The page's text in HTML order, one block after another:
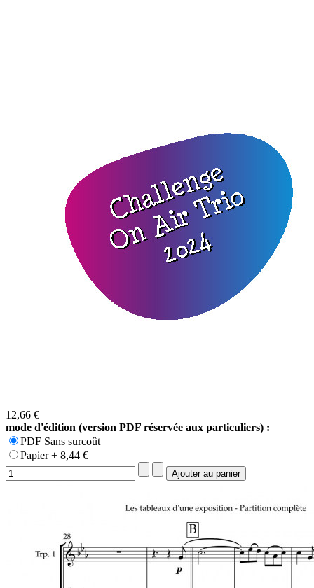
12,66 €
mode d'édition (version PDF réservée aux particuliers) :
PDF Sans surcoût
Papier + 8,44 €